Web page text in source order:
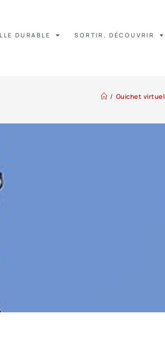
DURABLE SORTIR, DÉCOUVRIR
/ Guichet virtuel